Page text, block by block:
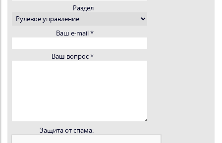
Раздел
Ваш e-mail*
Ваш вопрос*
Защита от спама: